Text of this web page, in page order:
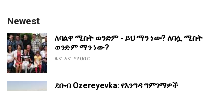
Newest
ለባልዋ ሚስት ወንድም - ይህ ማን ነው? ለባሏ ሚስት
ወንድም ማን ነው?
ዜና እና ማህበር
ደቡብ Ozereyevka: የእንግዳ ግምገማዎች